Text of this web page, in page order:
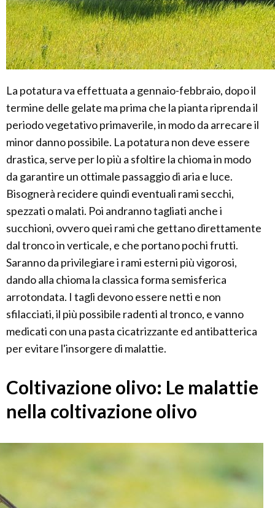
La potatura va effettuata a gennaio-febbraio, dopo il
termine delle gelate ma prima che la pianta riprenda il
periodo vegetativo primaverile, in modo da arrecare il
minor danno possibile. La potatura non deve essere
drastica, serve per lo più a sfoltire la chioma in modo
da garantire un ottimale passaggio di aria e luce.
Bisognerà recidere quindi eventuali rami secchi,
spezzati o malati. Poi andranno tagliati anche i
succhioni, ovvero quei rami che gettano direttamente
dal tronco in verticale, e che portano pochi frutti.
Saranno da privilegiare i rami esterni più vigorosi,
dando alla chioma la classica forma semisferica
arrotondata. I tagli devono essere netti e non
sfilacciati, il più possibile radenti al tronco, e vanno
medicati con una pasta cicatrizzante ed antibatterica
per evitare l'insorgere di malattie.
Coltivazione olivo: Le malattie
nella coltivazione olivo